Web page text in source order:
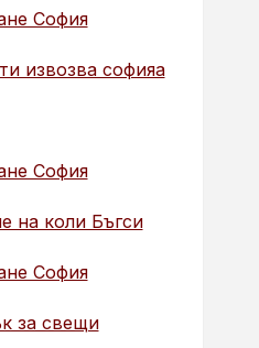
София
извозва софияа
София
на коли Бъгси
София
за свещи